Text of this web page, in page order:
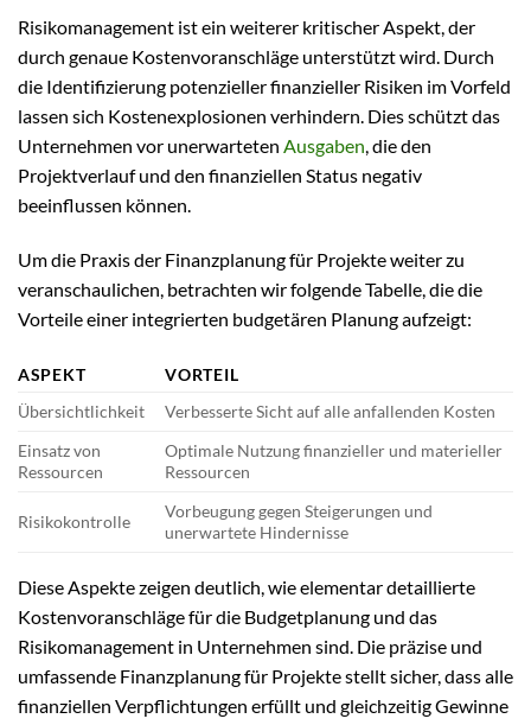
Risikomanagement ist ein weiterer kritischer Aspekt, der
durch genaue Kostenvoranschläge unterstützt wird. Durch
die Identifizierung potenzieller finanzieller Risiken im Vorfeld
lassen sich Kostenexplosionen verhindern. Dies schützt das
Unternehmen vor unerwarteten Ausgaben, die den
Projektverlauf und den finanziellen Status negativ
beeinflussen können.
Um die Praxis der Finanzplanung für Projekte weiter zu
veranschaulichen, betrachten wir folgende Tabelle, die die
Vorteile einer integrierten budgetären Planung aufzeigt:
ASPEKT
VORTEIL
Übersichtlichkeit
Verbesserte Sicht auf alle anfallenden Kosten
Einsatz von
Ressourcen
Optimale Nutzung finanzieller und materieller
Ressourcen
Risikokontrolle
Vorbeugung gegen Steigerungen und
unerwartete Hindernisse
Diese Aspekte zeigen deutlich, wie elementar detaillierte
Kostenvoranschläge für die Budgetplanung und das
Risikomanagement in Unternehmen sind. Die präzise und
umfassende Finanzplanung für Projekte stellt sicher, dass alle
finanziellen Verpflichtungen erfüllt und gleichzeitig Gewinne